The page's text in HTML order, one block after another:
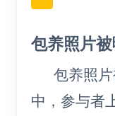
包养照片
包养照
中，参与者